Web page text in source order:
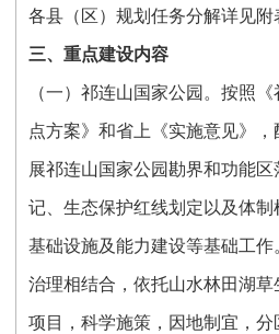
各县（区）规划任务分解详见附
三、重点建设内容
（一）祁连山国家公园。按照
点方案》和省上《实施意见》
展祁连山国家公园勘界和功能
记、生态保护红线划定以及体制
基础设施及能力建设等基础工
治理相结合，依托山水林田湖
项目，科学施策，因地制宜，